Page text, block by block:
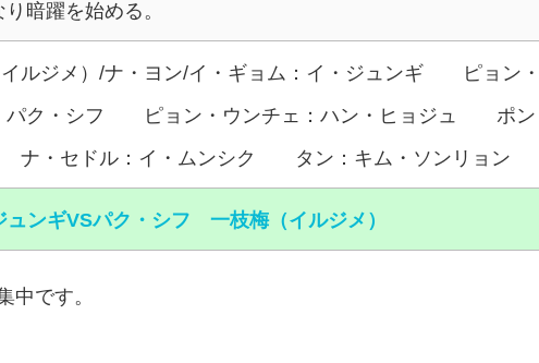
暗躍を始める。
ルジメ）/ナ・ヨン/イ・ギョム：イ・ジュンギ ピョン・
パク・シフ ピョン・ウンチェ：ハン・ヒョジュ ポン
・セドル：イ・ムンシク タン：キム・ソンリョン
ンギVSパク・シフ 一枝梅（イルジメ）
中です。